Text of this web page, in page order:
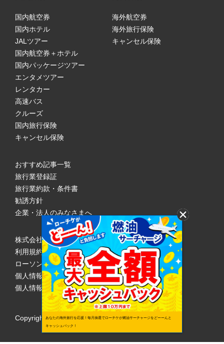
国内航空券
国内ホテル
JALツアー
国内航空券＋ホテル
国内パッケージツアー
エンタメツアー
レンタカー
高速バス
クルーズ
国内旅行保険
キャンセル保険
海外航空券
海外旅行保険
キャンセル保険
おすすめ記事一覧
旅行業登録証
旅行業約款・条件書
勧誘方針
企業・法人のみなさまへ
株式会社ローソンエンタテインメント
利用規約
ローソンWEB会員規約
個人情報の取り扱いについて
個人情報保護方針
Copyright © 1998 Lawson Entertainment, Inc.
あなたの海外旅行を応援！毎月抽選でローチケが燃油サーチャージをどーーんと
キャッシュバック！